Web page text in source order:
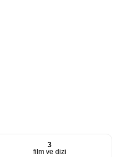
3
film ve dizi